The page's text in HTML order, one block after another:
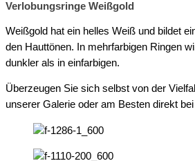
Verlobungsringe Weißgold
Weißgold hat ein helles Weiß und bildet
den Hauttönen. In mehrfarbigen Ringen
dunkler als in einfarbigen.
Überzeugen Sie sich selbst von der
unserer Galerie oder am Besten direkt